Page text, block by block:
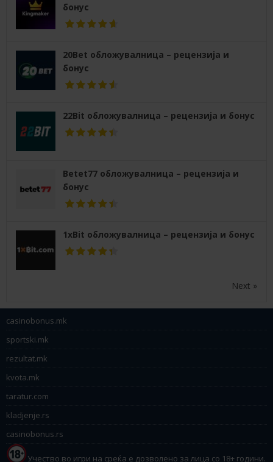
бонус
20Bet обложувалница – рецензија и
бонус
22Bit обложувалница – рецензија и бонус
Betet77 обложувалница – рецензија и
бонус
1xBit обложувалница – рецензија и бонус
Next »
casinobonus.mk
sportski.mk
rezultat.mk
kvota.mk
taratur.com
kladjenje.rs
casinobonus.rs
Учество во игри на среќа е дозволено за лица со 18+ години.